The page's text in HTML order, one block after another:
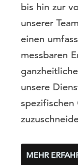
bis hin zur
unserer
einen
messbaren
unsere
spezifischen
MEHR